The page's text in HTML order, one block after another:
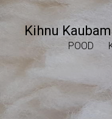
Kihnu
POOD